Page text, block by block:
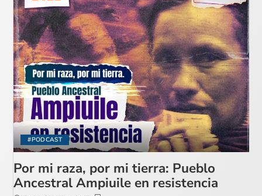
#PODCAST
Por mi raza, por mi tierra: Pueblo
Ancestral Ampiuile en resistencia